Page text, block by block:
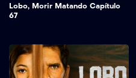
Lobo, Morir Matando Capítulo
67